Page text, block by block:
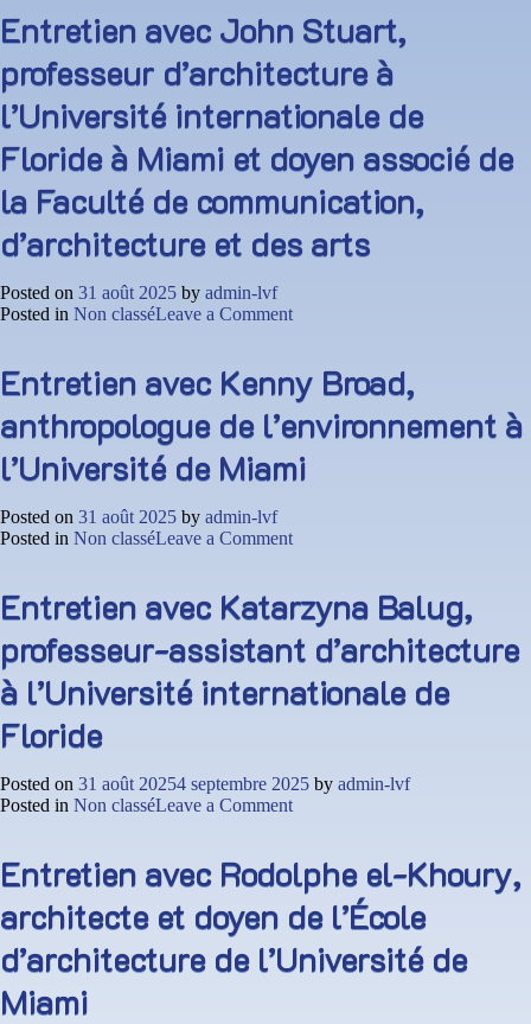
Anne
Justino,
chercheuse
à
l’
Universidade
Federal
Rural
de
Pernambuco
–
UFRPE
Entretien avec John Stuart,
professeur d’architecture à
l’Université internationale de
Floride à Miami et doyen associé de
la Faculté de communication,
d’architecture et des arts
Posted on 31 août 2025 by admin-lvf
Posted in Non classéLeave a Commenton
John
Stuart,
professeur
d’architecture
à
l’Université
Floride
et
doyen
associé
la
d’architecture
et
Entretien avec Kenny Broad,
anthropologue de l’environnement à
l’Université de Miami
Posted on 31 août 2025 by admin-lvf
Posted in Non classéLeave a Commenton
Kenny
Broad,
anthropologue
de
l’environnement
à
Entretien avec Katarzyna Balug,
professeur-assistant d’architecture
à l’Université internationale de
Floride
Posted on 31 août 20254 septembre 2025 by admin-lvf
Posted in Non classéLeave a Commenton
Katarzyna
Balug,
professeur-
assistant
d’architecture
à
Entretien avec Rodolphe el-Khoury,
architecte et doyen de l’École
d’architecture de l’Université de
Miami